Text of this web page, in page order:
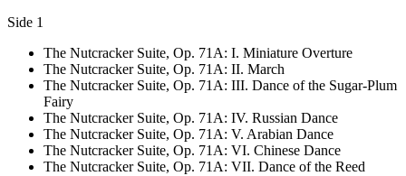
Side 1
The Nutcracker Suite, Op. 71A: I. Miniature Overture
The Nutcracker Suite, Op. 71A: II. March
The Nutcracker Suite, Op. 71A: III. Dance of the Sugar-Plum
Fairy
The Nutcracker Suite, Op. 71A: IV. Russian Dance
The Nutcracker Suite, Op. 71A: V. Arabian Dance
The Nutcracker Suite, Op. 71A: VI. Chinese Dance
The Nutcracker Suite, Op. 71A: VII. Dance of the Reed